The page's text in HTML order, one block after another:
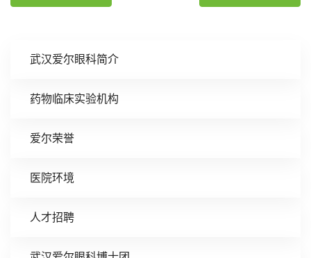
武汉爱尔眼科简介
药物临床实验机构
爱尔荣誉
医院环境
人才招聘